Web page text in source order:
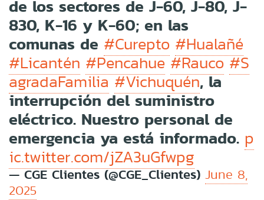
de los sectores de J-60, J-80, J-
830, K-16 y K-60; en las
comunas de #Curepto #Hualañé
#Licantén #Pencahue #Rauco #S
agradaFamilia #Vichuquén, la
interrupción del suministro
eléctrico. Nuestro personal de
emergencia ya está informado. p
ic.twitter.com/jZA3uGfwpg
— CGE Clientes (@CGE_Clientes) June 8,
2025